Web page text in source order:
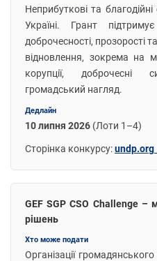
Неприбуткові та благодійні
Україні. Грант
доброчесності, прозорості
відновлення, зокрема на
корупції, доброчесні
громадський нагляд.
Дедлайн
10 липня 2026 (Лоти 1–4)
Сторінка конкурсу:
GEF SGP CSO Challenge –
рішень
Хто може подати
Організації